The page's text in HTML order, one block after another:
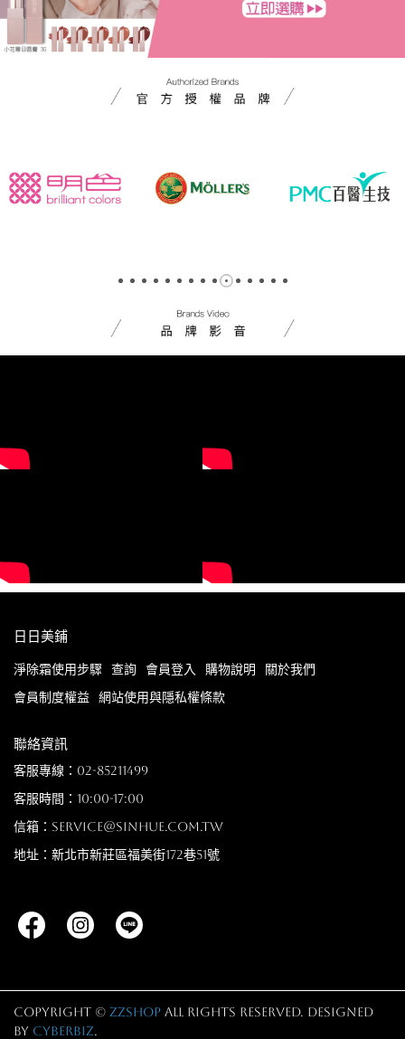
日日美鋪
淨除霜使用步驟 查詢 會員登入 購物說明
關於我們
會員制度權益
網站使用與隱私權條款
聯絡資訊
客服專線：02-85211499
客服時間：10:00-17:00
信箱：service@sinhue.com.tw
地址：新北市新莊區福美街172巷51號
Copyright © zzshop All Rights Reserved. Designed
by CYBERBIZ.